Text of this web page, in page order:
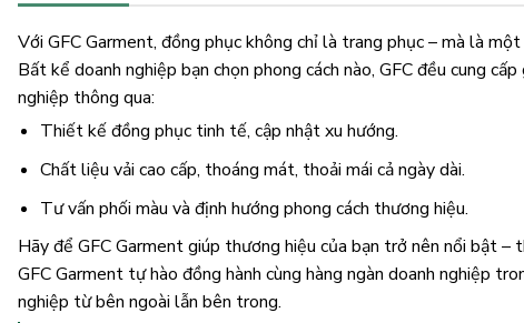
Với GFC Garment, đồng phục không chỉ là trang phục – mà là
Bất kể doanh nghiệp bạn chọn phong cách nào, GFC đều cung
nghiệp thông qua:
Thiết kế đồng phục tinh tế, cập nhật xu hướng.
Chất liệu vải cao cấp, thoáng mát, thoải mái cả ngày dài.
Tư vấn phối màu và định hướng phong cách thương hiệu.
Hãy để GFC Garment giúp thương hiệu của bạn trở nên nổi bật –
GFC Garment tự hào đồng hành cùng hàng ngàn doanh nghiệp
nghiệp từ bên ngoài lẫn bên trong.